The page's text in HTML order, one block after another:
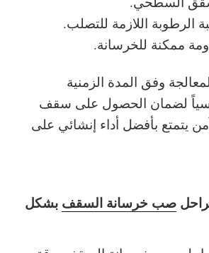
الرطوبة اللازمة للتصلب.
ممكنة للخرسانة.
وفق المدة الزمنية
لضمان الحصول على سقف
يتمتع بأفضل أداء إنشائي على
صب خرسانة السقف بشكل